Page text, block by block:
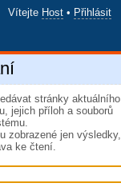
Vítejte Host • Přihlásit
stránky aktuálního
jejich příloh a souborů
zobrazené jen výsledky,
ke čtení.